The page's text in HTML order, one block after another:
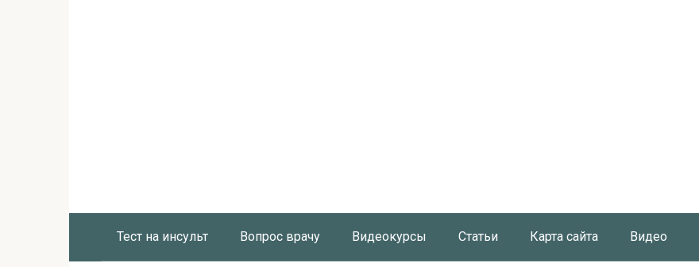
Тест на инсульт Вопрос врачу Видеокурсы Статьи Карта сайта Видео